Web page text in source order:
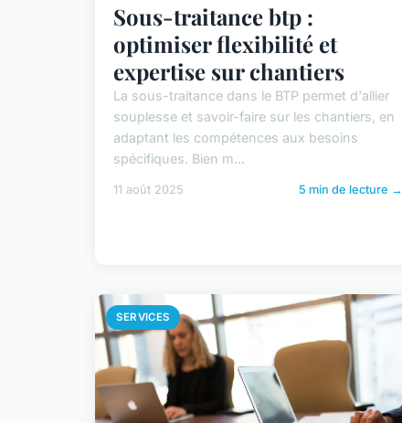
Sous-traitance btp :
optimiser flexibilité et
expertise sur chantiers
La sous-traitance dans le BTP permet d'allier
souplesse et savoir-faire sur les chantiers, en
adaptant les compétences aux besoins
spécifiques. Bien m...
11 août 2025 5 min de lecture →
SERVICES